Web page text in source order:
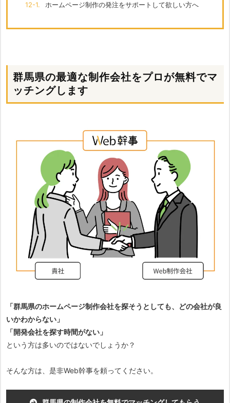
12-1. ホームページ制作の発注をサポートして欲しい方へ
群馬県の最適な制作会社をプロが無料でマ
ッチングします
「群馬県のホームページ制作会社を探そうとしても、どの会社が良
いかわからない」
「開発会社を探す時間がない」
という方は多いのではないでしょうか？
そんな方は、是非Web幹事を頼ってください。